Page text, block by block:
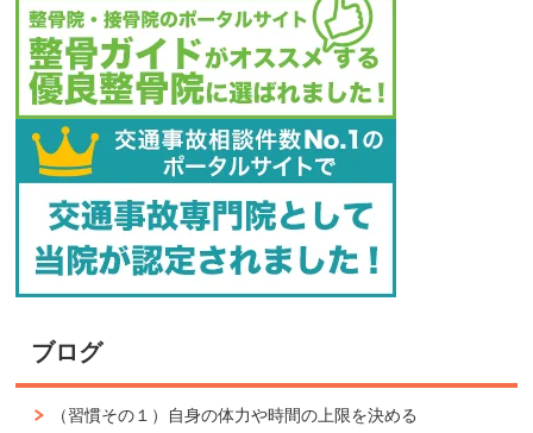
ブログ
（習慣その１）自身の体力や時間の上限を決める